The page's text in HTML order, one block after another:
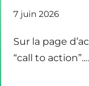
7 juin 2026
Sur la page
“call to action”.…